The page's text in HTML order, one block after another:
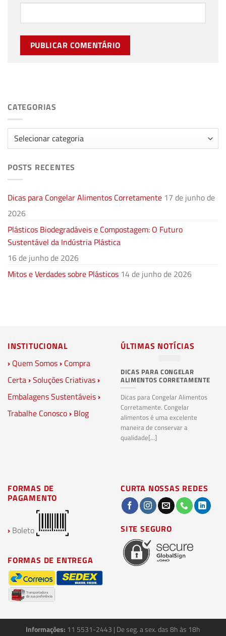
CATEGORIAS
Categorias
POSTS RECENTES
Dicas para Congelar Alimentos Corretamente 17 de junho de
2026
Plásticos Biodegradáveis e Compostagem: O Futuro
Sustentável da Indústria Plástica
16 de junho de 2026
Mitos e Verdades sobre Plásticos 14 de junho de 2026
INSTITUCIONAL
› Quem Somos› Compra
Certa›Soluções Criativas›
Embalagens Sustentáveis›
Trabalhe Conosco› Blog
ÚLTIMAS NOTÍCIAS
DICAS PARA CONGELAR
ALIMENTOS CORRETAMENTE
Dicas para Congelar Alimentos
Corretamente. Congelar
alimentos é uma excelente
maneira de conservar a
qualidade[...]
FORMAS DE
PAGAMENTO
› Boleto
FORMAS DE ENTREGA
CURTA NOSSAS REDES
SITE SEGURO
Informações: 11 5531-2443 | De seg. a sex. das 8h às 18h